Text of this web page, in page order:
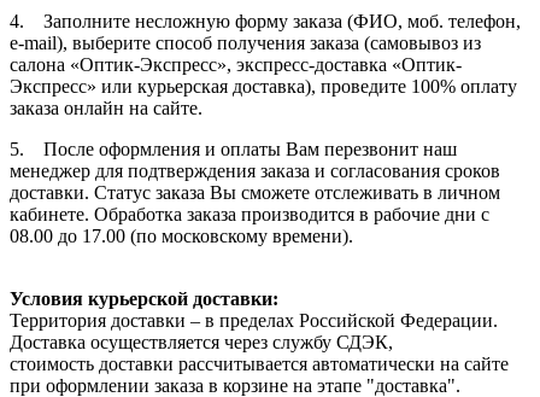
4. Заполните несложную форму заказа (ФИО, моб. телефон,
e-mail), выберите способ получения заказа (самовывоз из
салона «Оптик-Экспресс», экспресс-доставка «Оптик-
Экспресс» или курьерская доставка), проведите 100% оплату
заказа онлайн на сайте.
5. После оформления и оплаты Вам перезвонит наш
менеджер для подтверждения заказа и согласования сроков
доставки. Статус заказа Вы сможете отслеживать в личном
кабинете. Обработка заказа производится в рабочие дни с
08.00 до 17.00 (по московскому времени).
Условия курьерской доставки:
Территория доставки – в пределах Российской Федерации.
Доставка осуществляется через службу СДЭК,
стоимость доставки рассчитывается автоматически на сайте
при оформлении заказа в корзине на этапе "доставка".